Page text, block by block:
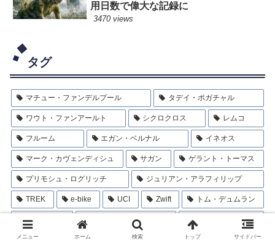
用日数で偉大な記録に
3470 views
タグ
マチュー・ファンデルプール タデイ・ポガチャル
ワウト・ファンアールト シクロクロス レムコ
フルーム エガン・ベルナル イネオス
マーク・カヴェンディシュ サガン ゲラント・トーマス
プリモシュ・ログリッチ ジュリアン・アラフィリップ
TREK e-bike UCI Zwift トム・デュムラン
STRAVA フィリッポ・ガンナ カレブ・ユアン
ヴィクトール・カンペナールツ ポール・セイシャス
メニュー ホーム 検索 トップ サイドバー